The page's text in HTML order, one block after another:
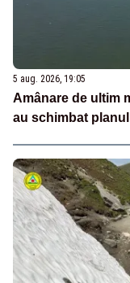
5 aug. 2026, 19:05
Amânare de ultim
au schimbat